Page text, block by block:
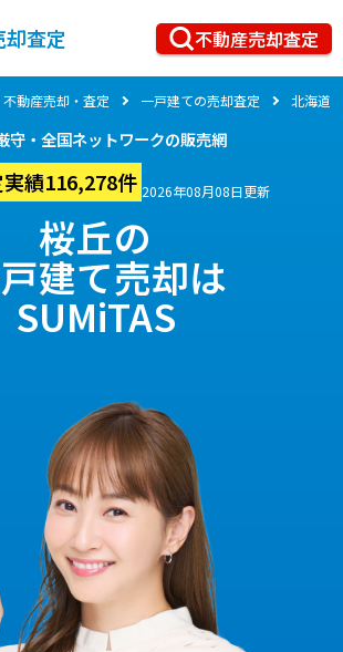
査定 不動産売却査定
不動産売却・査定 一戸建ての売却査定 北海道
守・全国ネットワークの販売網
績116,278件 2026年08月08日更新
桜丘の
建て売却は
SUMiTAS